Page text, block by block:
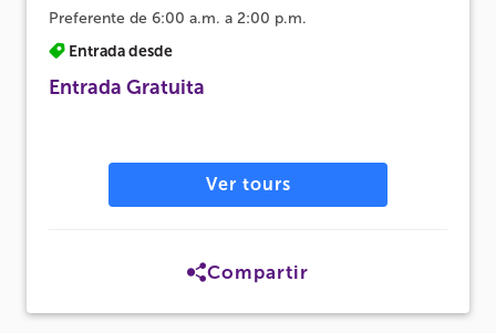
Preferente de 6:00 a.m. a 2:00 p.m.
Entrada desde
Entrada Gratuita
Ver tours
Compartir